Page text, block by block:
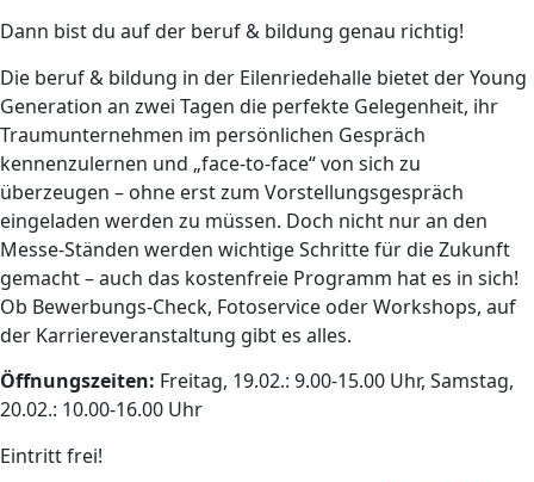
Dann bist du auf der beruf & bildung genau richtig!
Die beruf & bildung in der Eilenriedehalle bietet der Young
Generation an zwei Tagen die perfekte Gelegenheit, ihr
Traumunternehmen im persönlichen Gespräch
kennenzulernen und „face-to-face“ von sich zu
überzeugen – ohne erst zum Vorstellungsgespräch
eingeladen werden zu müssen. Doch nicht nur an den
Messe-Ständen werden wichtige Schritte für die Zukunft
gemacht – auch das kostenfreie Programm hat es in sich!
Ob Bewerbungs-Check, Fotoservice oder Workshops, auf
der Karriereveranstaltung gibt es alles.
Öffnungszeiten: Freitag, 19.02.: 9.00-15.00 Uhr, Samstag,
20.02.: 10.00-16.00 Uhr
Eintritt frei!